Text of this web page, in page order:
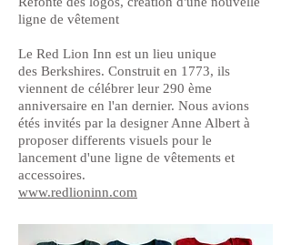
ligne de vêtement
Le Red Lion Inn est un lieu unique
des Berkshires. Construit en 1773, ils
viennent de célébrer leur 290 ème
anniversaire en l'an dernier. Nous avions
étés invités par la designer Anne Albert à
proposer differents visuels pour le
lancement d'une ligne de vêtements et
accessoires.
www.redlioninn.com